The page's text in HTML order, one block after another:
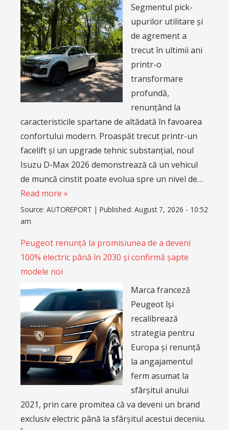
Segmentul pick-
upurilor utilitare și
de agrement a
trecut în ultimii ani
printr-o
transformare
profundă,
renunțând la
caracteristicile spartane de altădată în favoarea
confortului modern. Proaspăt trecut printr-un
facelift și un upgrade tehnic substanțial, noul
Isuzu D-Max 2026 demonstrează că un vehicul
de muncă cinstit poate evolua spre un nivel de…
Read more »
Source: AUTOREPORT | Published: August 7, 2026 - 10:52
am
Peugeot renunță la promisiunea de a deveni
100% electric până în 2030 și confirmă șapte
modele noi
Marca franceză
Peugeot își
recalibrează
strategia pentru
Europa și renunță
la angajamentul
ferm asumat la
sfârșitul anului
2021, prin care promitea că va deveni un brand
exclusiv electric până la sfârșitul acestui deceniu.